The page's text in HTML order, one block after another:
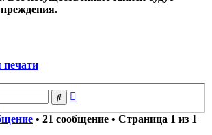
печати
Поиск
• 21 сообщение • Страница 1 из 1